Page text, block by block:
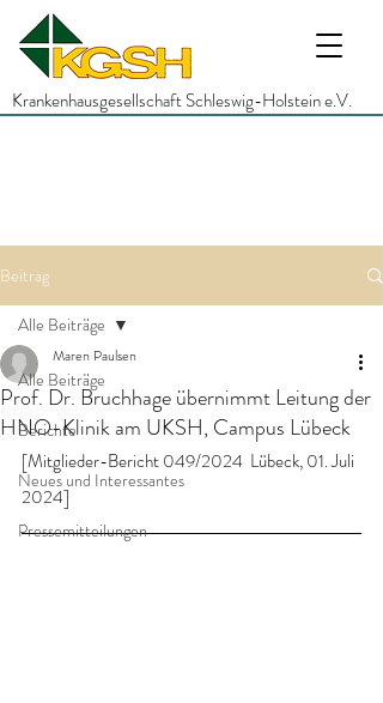
Krankenhausgesellschaft Schleswig-Holstein e.V.
Beitrag
Alle Beiträge
Berichte
Neues und Interessantes
Pressemitteilungen
Alle Beiträge
Prof. Dr. Bruchhage übernimmt Leitung der
HNO-Klinik am UKSH, Campus Lübeck
Maren Paulsen
[Mitglieder-Bericht 049/2024  Lübeck, 01. Juli
2024]